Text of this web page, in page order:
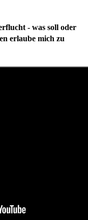
- was soll oder
erlaube mich zu